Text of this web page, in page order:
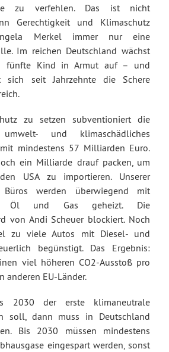
zu verfehlen. Das ist nicht
Gerechtigkeit und Klimaschutz
Merkel immer nur eine
Im reichen Deutschland wächst
fünfte Kind in Armut auf – und
sich seit Jahrzehnte die Schere
zu setzen subventioniert die
umwelt- und klimaschädliches
mindestens 57 Milliarden Euro.
ein Milliarde drauf packen, um
USA zu importieren. Unserer
werden überwiegend mit
Öl und Gas geheizt. Die
von Andi Scheuer blockiert. Noch
zu viele Autos mit Diesel- und
begünstigt. Das Ergebnis:
viel höheren CO2-Ausstoß pro
anderen EU-Länder.
2030 der erste klimaneutrale
soll, dann muss in Deutschland
Bis 2030 müssen mindestens
eingespart werden, sonst